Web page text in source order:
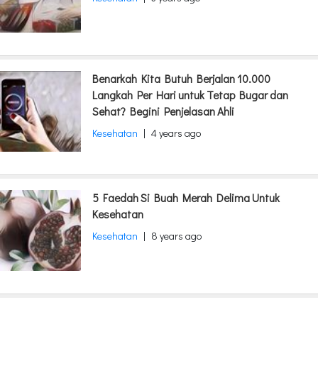
Benarkah Kita Butuh Berjalan 10.000
Langkah Per Hari untuk Tetap Bugar dan
Sehat? Begini Penjelasan Ahli
Kesehatan | 4 years ago
5 Faedah Si Buah Merah Delima Untuk
Kesehatan
Kesehatan | 8 years ago